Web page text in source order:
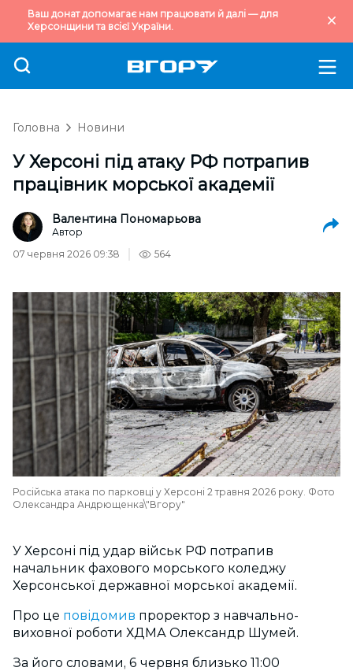
Ваш донат допомагає нам працювати й далі — для
Херсонщини та всієї України.
Головна Новини
У Херсоні під атаку РФ потрапив
працівник морської академії
Валентина Пономарьова
Автор
07 червня 2026 09:38
564
Російська атака по парковці у Херсоні 2 травня 2026 року. Фото
Олександра Андрющенка\"Вгору"
У Херсоні під удар військ РФ потрапив
начальник фахового морського коледжу
Херсонської державної морської академії.
Про це повідомив проректор з навчально-
виховної роботи ХДМА Олександр Шумей.
За його словами, 6 червня близько 11:00